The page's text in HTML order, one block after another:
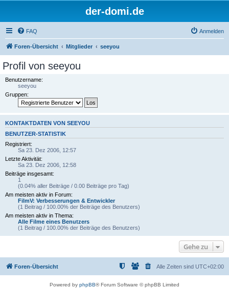
der-domi.de
FAQ Anmelden
Foren-Übersicht Mitglieder seeyou
Profil von seeyou
Benutzername:
seeyou
Gruppen:
KONTAKTDATEN VON SEEYOU
BENUTZER-STATISTIK
Registriert:
Sa 23. Dez 2006, 12:57
Letzte Aktivität:
Sa 23. Dez 2006, 12:58
Beiträge insgesamt:
1
(0.04% aller Beiträge / 0.00 Beiträge pro Tag)
Am meisten aktiv in Forum:
FilmV: Verbesserungen & Entwickler
(1 Beitrag / 100.00% der Beiträge des Benutzers)
Am meisten aktiv in Thema:
Alle Filme eines Benutzers
(1 Beitrag / 100.00% der Beiträge des Benutzers)
Gehe zu
Foren-Übersicht Alle Zeiten sind UTC+02:00
Powered by phpBB® Forum Software © phpBB Limited